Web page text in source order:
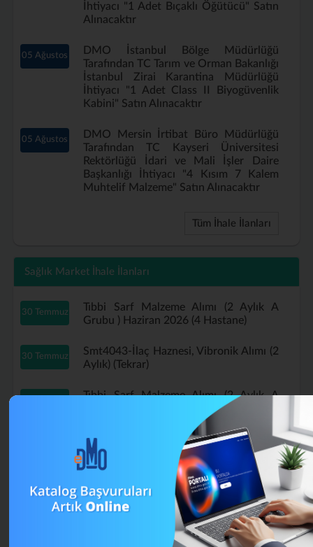
İhtiyacı "1 Adet Bıçaklı Öğütücü" Satın
Alınacaktır
05 Ağustos
DMO İstanbul Bölge Müdürlüğü
Tarafından TC Tarım ve Orman Bakanlığı
İstanbul Zirai Karantina Müdürlüğü
İhtiyacı "1 Adet Class II Biyogüvenlik
Kabini" Satın Alınacaktır
05 Ağustos
DMO Mersin İrtibat Büro Müdürlüğü
Tarafından TC Kayseri Üniversitesi
Rektörlüğü İdari ve Mali İşler Daire
Başkanlığı İhtiyacı "4 Kısım 7 Kalem
Muhtelif Malzeme" Satın Alınacaktır
Tüm İhale İlanları
Sağlık Market İhale İlanları
30 Temmuz
Tıbbi Sarf Malzeme Alımı (2 Aylık A
Grubu ) Haziran 2026 (4 Hastane)
30 Temmuz
Smt4043-İlaç Haznesi, Vibronik Alımı (2
Aylık) (Tekrar)
Tıbbi Sarf Malzeme Alımı (2 Aylık A
Grubu ) Haziran 2026 (Tekrar)
B Grubu Tıbbi Sarf Malzeme Alımı
Mayıs (4 Aylık) (Tekrar)
13 Temmuz
Smt4043-İlaç Haznesi, Vibronik Alımı (2
Aylık)
A Grubu Tıbbi Sarf Malzeme Alımı (4
Aylık) Nisan 2026 (Tekrar)